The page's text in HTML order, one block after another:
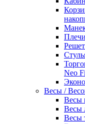
Neo
Весы /
Весы
Весы
Весы